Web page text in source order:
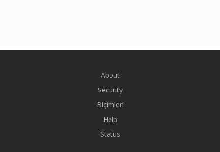
About
Security
Biçimleri
Help
Status